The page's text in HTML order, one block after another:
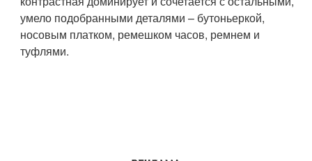
умело подобранными деталями – бутоньеркой,
носовым платком, ремешком часов, ремнем и
туфлями.